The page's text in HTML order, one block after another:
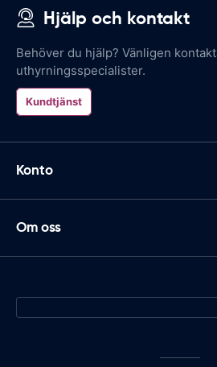
Hjälp och kontakt
Behöver du hjälp? Vänligen
uthyrningsspecialister.
Kundtjänst
Konto
Om oss